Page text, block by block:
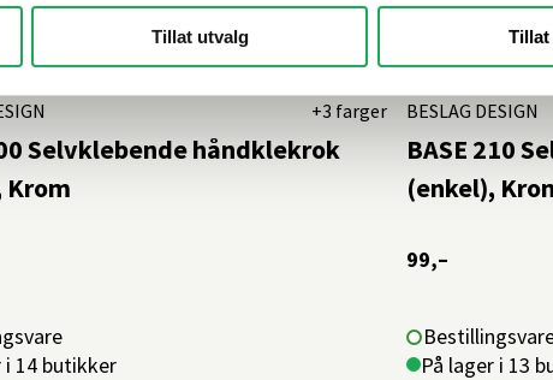
Tillat utvalg Tillat
Selvklebende håndklekrok
Krom
+3 farger
i 14 butikker
BASE 210
(enkel),
BESLAG DESIGN
99,–
På lager i 13